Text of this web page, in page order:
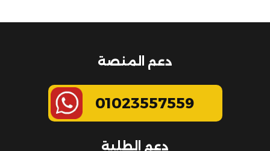
دعم المنصة
01023557559
دعم الطلبة